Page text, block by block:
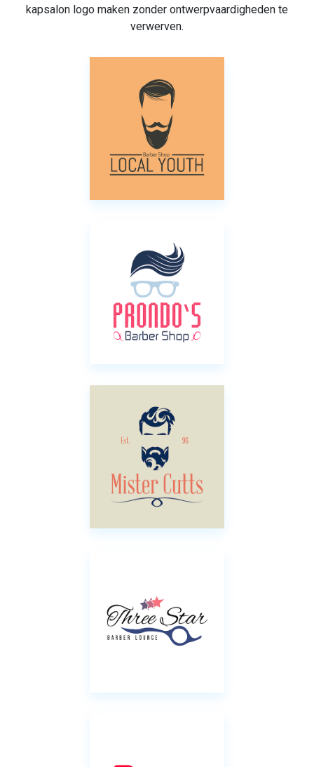
kapsalon logo maken zonder ontwerpvaardigheden te
verwerven.